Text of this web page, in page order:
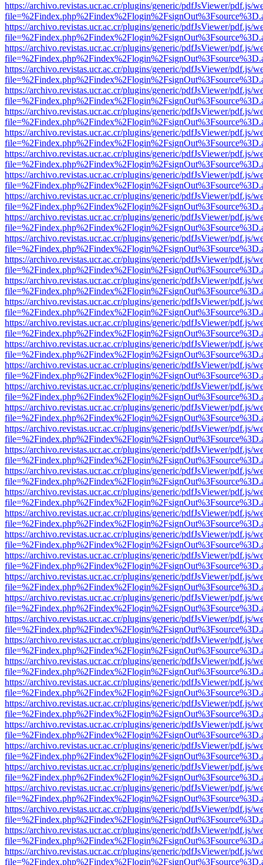
https://archivo.revistas.ucr.ac.cr/plugins/generic/pdfJsViewer/pdf.js/
https://archivo.revistas.ucr.ac.cr/plugins/generic/pdfJsViewer/pdf.js/
https://archivo.revistas.ucr.ac.cr/plugins/generic/pdfJsViewer/pdf.js/
https://archivo.revistas.ucr.ac.cr/plugins/generic/pdfJsViewer/pdf.js/
https://archivo.revistas.ucr.ac.cr/plugins/generic/pdfJsViewer/pdf.js/
https://archivo.revistas.ucr.ac.cr/plugins/generic/pdfJsViewer/pdf.js/
https://archivo.revistas.ucr.ac.cr/plugins/generic/pdfJsViewer/pdf.js/
https://archivo.revistas.ucr.ac.cr/plugins/generic/pdfJsViewer/pdf.js/
https://archivo.revistas.ucr.ac.cr/plugins/generic/pdfJsViewer/pdf.js/
https://archivo.revistas.ucr.ac.cr/plugins/generic/pdfJsViewer/pdf.js/
https://archivo.revistas.ucr.ac.cr/plugins/generic/pdfJsViewer/pdf.js/
https://archivo.revistas.ucr.ac.cr/plugins/generic/pdfJsViewer/pdf.js/
https://archivo.revistas.ucr.ac.cr/plugins/generic/pdfJsViewer/pdf.js/
https://archivo.revistas.ucr.ac.cr/plugins/generic/pdfJsViewer/pdf.js/
https://archivo.revistas.ucr.ac.cr/plugins/generic/pdfJsViewer/pdf.js/
https://archivo.revistas.ucr.ac.cr/plugins/generic/pdfJsViewer/pdf.js/
https://archivo.revistas.ucr.ac.cr/plugins/generic/pdfJsViewer/pdf.js/
https://archivo.revistas.ucr.ac.cr/plugins/generic/pdfJsViewer/pdf.js/
https://archivo.revistas.ucr.ac.cr/plugins/generic/pdfJsViewer/pdf.js/
https://archivo.revistas.ucr.ac.cr/plugins/generic/pdfJsViewer/pdf.js/
https://archivo.revistas.ucr.ac.cr/plugins/generic/pdfJsViewer/pdf.js/
https://archivo.revistas.ucr.ac.cr/plugins/generic/pdfJsViewer/pdf.js/
https://archivo.revistas.ucr.ac.cr/plugins/generic/pdfJsViewer/pdf.js/
https://archivo.revistas.ucr.ac.cr/plugins/generic/pdfJsViewer/pdf.js/
https://archivo.revistas.ucr.ac.cr/plugins/generic/pdfJsViewer/pdf.js/
https://archivo.revistas.ucr.ac.cr/plugins/generic/pdfJsViewer/pdf.js/
https://archivo.revistas.ucr.ac.cr/plugins/generic/pdfJsViewer/pdf.js/
https://archivo.revistas.ucr.ac.cr/plugins/generic/pdfJsViewer/pdf.js/
https://archivo.revistas.ucr.ac.cr/plugins/generic/pdfJsViewer/pdf.js/
https://archivo.revistas.ucr.ac.cr/plugins/generic/pdfJsViewer/pdf.js/
https://archivo.revistas.ucr.ac.cr/plugins/generic/pdfJsViewer/pdf.js/
https://archivo.revistas.ucr.ac.cr/plugins/generic/pdfJsViewer/pdf.js/
https://archivo.revistas.ucr.ac.cr/plugins/generic/pdfJsViewer/pdf.js/
https://archivo.revistas.ucr.ac.cr/plugins/generic/pdfJsViewer/pdf.js/
https://archivo.revistas.ucr.ac.cr/plugins/generic/pdfJsViewer/pdf.js/
https://archivo.revistas.ucr.ac.cr/plugins/generic/pdfJsViewer/pdf.js/
https://archivo.revistas.ucr.ac.cr/plugins/generic/pdfJsViewer/pdf.js/
https://archivo.revistas.ucr.ac.cr/plugins/generic/pdfJsViewer/pdf.js/
https://archivo.revistas.ucr.ac.cr/plugins/generic/pdfJsViewer/pdf.js/
https://archivo.revistas.ucr.ac.cr/plugins/generic/pdfJsViewer/pdf.js/
https://archivo.revistas.ucr.ac.cr/plugins/generic/pdfJsViewer/pdf.js/